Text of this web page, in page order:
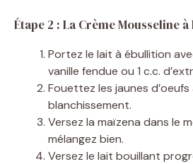
Étape 2 : La Crème Mousseline
Portez le lait à ébullition
vanille fendue ou 1 c.c.
Fouettez les jaunes d’oeufs
blanchissement.
Versez la maïzena dans le
mélangez bien.
Versez le lait bouillant